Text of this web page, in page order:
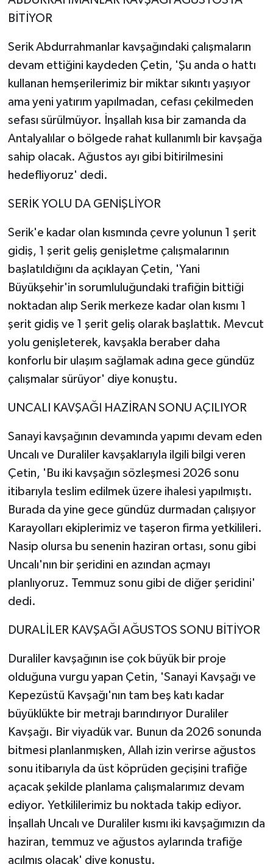
BİTİYOR
Serik Abdurrahmanlar kavşağındaki çalışmaların
devam ettiğini kaydeden Çetin, 'Şu anda o hattı
kullanan hemşerilerimiz bir miktar sıkıntı yaşıyor
ama yeni yatırım yapılmadan, cefası çekilmeden
sefası sürülmüyor. İnşallah kısa bir zamanda da
Antalyalılar o bölgede rahat kullanımlı bir kavşağa
sahip olacak. Ağustos ayı gibi bitirilmesini
hedefliyoruz' dedi.
SERİK YOLU DA GENİŞLİYOR
Serik'e kadar olan kısmında çevre yolunun 1 şerit
gidiş, 1 şerit geliş genişletme çalışmalarının
başlatıldığını da açıklayan Çetin, 'Yani
Büyükşehir'in sorumluluğundaki trafiğin bittiği
noktadan alıp Serik merkeze kadar olan kısmı 1
şerit gidiş ve 1 şerit geliş olarak başlattık. Mevcut
yolu genişleterek, kavşakla beraber daha
konforlu bir ulaşım sağlamak adına gece gündüz
çalışmalar sürüyor' diye konuştu.
UNCALI KAVŞAĞI HAZİRAN SONU AÇILIYOR
Sanayi kavşağının devamında yapımı devam eden
Uncalı ve Duraliler kavşaklarıyla ilgili bilgi veren
Çetin, 'Bu iki kavşağın sözleşmesi 2026 sonu
itibarıyla teslim edilmek üzere ihalesi yapılmıştı.
Burada da yine gece gündüz durmadan çalışıyor
Karayolları ekiplerimiz ve taşeron firma yetkilileri.
Nasip olursa bu senenin haziran ortası, sonu gibi
Uncalı'nın bir şeridini en azından açmayı
planlıyoruz. Temmuz sonu gibi de diğer şeridini'
dedi.
DURALİLER KAVŞAĞI AĞUSTOS SONU BİTİYOR
Duraliler kavşağının ise çok büyük bir proje
olduğuna vurgu yapan Çetin, 'Sanayi Kavşağı ve
Kepezüstü Kavşağı'nın tam beş katı kadar
büyüklükte bir metrajı barındırıyor Duraliler
Kavşağı. Bir viyadük var. Bunun da 2026 sonunda
bitmesi planlanmışken, Allah izin verirse ağustos
sonu itibarıyla da üst köprüden geçişini trafiğe
açacak şekilde planlama çalışmalarımız devam
ediyor. Yetkililerimiz bu noktada takip ediyor.
İnşallah Uncalı ve Duraliler kısmı iki kavşağımızın da
haziran, temmuz ve ağustos aylarında trafiğe
açılmış olacak' diye konuştu.